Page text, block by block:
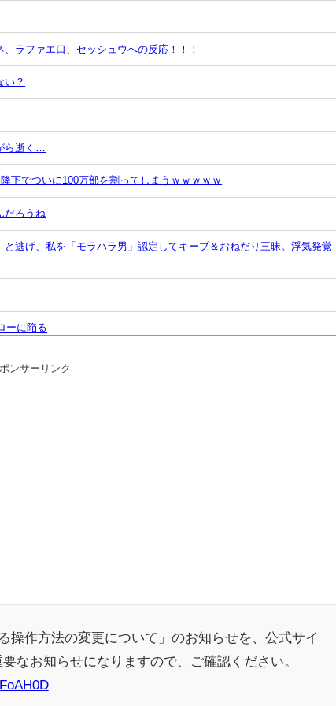
ラファエ口、セッシュウへの反応！！！
い？
ら逝く…
下でついに100万部を割ってしまうｗｗｗｗｗ
だろうね
逃げ、私を「モラハラ男」認定してキープ＆おねだり三昧。浮気発覚
ーに陥る
ンサーリンク
操作方法の変更について」のお知らせを、公式サイ
なお知らせになりますので、ご確認ください。